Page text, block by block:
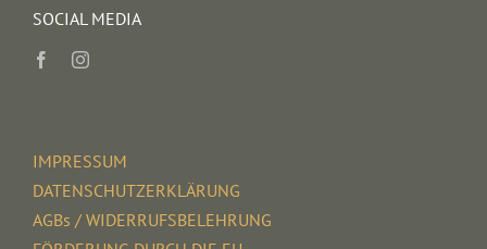
SOCIAL MEDIA
IMPRESSUM
DATENSCHUTZERKLÄRUNG
AGBs / WIDERRUFSBELEHRUNG